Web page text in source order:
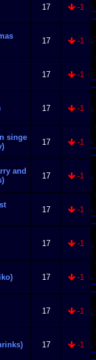
17 -1
17 -1
17 -1
17 -1
singe
17 -1
and
17 -1
17 -1
17 -1
17 -1
17 -1
17 -1